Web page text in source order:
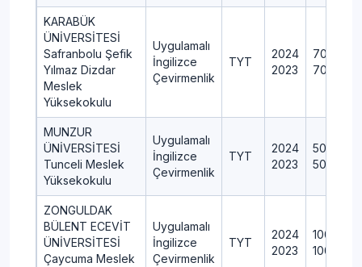
KARABÜK
ÜNİVERSİTESİ
Safranbolu Şefik
Yılmaz Dizdar
Meslek
Yüksekokulu
Uygulamalı
İngilizce
Çevirmenlik
TYT
2024
2023
MUNZUR
ÜNİVERSİTESİ
Tunceli Meslek
Yüksekokulu
Uygulamalı
İngilizce
Çevirmenlik
TYT
2024
2023
ZONGULDAK
BÜLENT ECEVİT
ÜNİVERSİTESİ
Çaycuma Meslek
Uygulamalı
İngilizce
Çevirmenlik
TYT
2024
2023